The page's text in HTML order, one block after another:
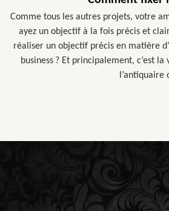
Comme tous les autres projets, votre
ayez un objectif à la fois précis et
réaliser un objectif précis en matière
business ? Et principalement, c’est